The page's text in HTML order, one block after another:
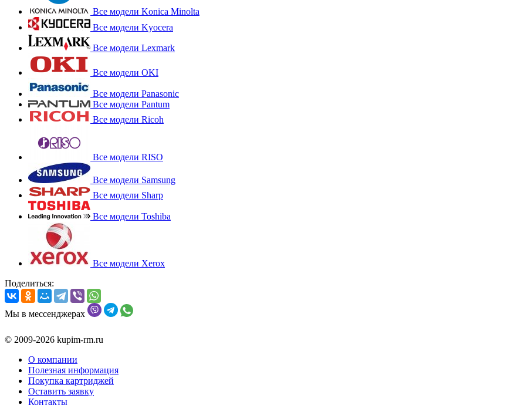
Все модели Konica Minolta
Все модели Kyocera
Все модели Lexmark
Все модели OKI
Все модели Panasonic
Все модели Pantum
Все модели Ricoh
Все модели RISO
Все модели Samsung
Все модели Sharp
Все модели Toshiba
Все модели Xerox
Поделиться:
Мы в мессенджерах
© 2009-2026 kupim-rm.ru
О компании
Полезная информация
Покупка картриджей
Оставить заявку
Контакты